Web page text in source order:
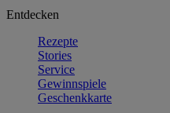
Entdecken
Rezepte
Stories
Service
Gewinnspiele
Geschenkkarte